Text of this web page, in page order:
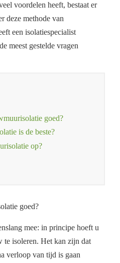
voordelen heeft, bestaat er
deze methode van
een isolatiespecialist
meest gestelde vragen
goed?
is de beste?
op?
goed?
mee: in principe hoeft u
te isoleren. Het kan zijn dat
verloop van tijd is gaan